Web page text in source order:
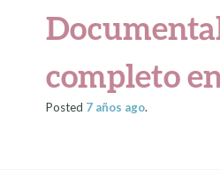
completo
Posted 7 años ago.